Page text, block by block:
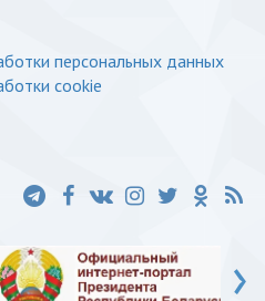
персональных данных
cookie
›